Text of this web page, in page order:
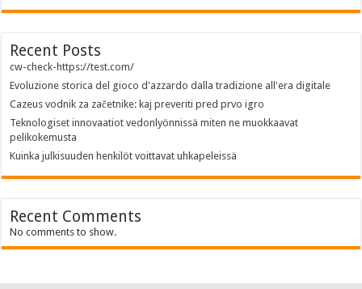
Recent Posts
cw-check-https://test.com/
Evoluzione storica del gioco d'azzardo dalla tradizione all'era digitale
Cazeus vodnik za začetnike: kaj preveriti pred prvo igro
Teknologiset innovaatiot vedonlyönnissä miten ne muokkaavat
pelikokemusta
Kuinka julkisuuden henkilöt voittavat uhkapeleissä
Recent Comments
No comments to show.